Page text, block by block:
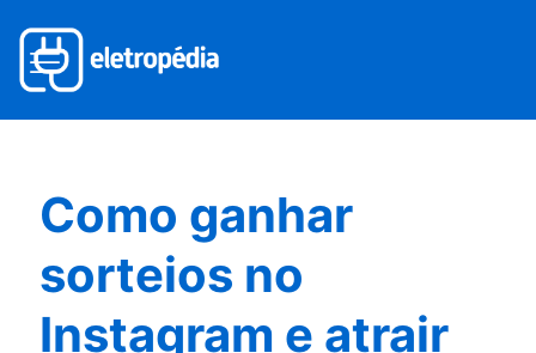
Como ganhar
sorteios no
Instagram e atrair